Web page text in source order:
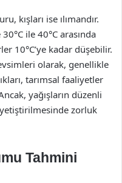
kışları ise ılımandır.
ile 40°C arasında
10°C’ye kadar düşebilir.
olarak, genellikle
tarımsal faaliyetler
yağışların düzenli
zorluk
Tahmini